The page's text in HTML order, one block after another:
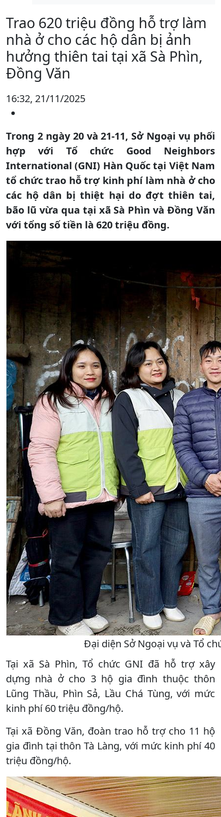
Trao 620 triệu đồng hỗ trợ làm
nhà ở cho các hộ dân bị ảnh
hưởng thiên tai tại xã Sà Phìn,
Đồng Văn
16:32, 21/11/2025
Trong 2 ngày 20 và 21-11, Sở Ngoại vụ phối
hợp với Tổ chức Good Neighbors
International (GNI) Hàn Quốc tại Việt Nam
tổ chức trao hỗ trợ kinh phí làm nhà ở cho
các hộ dân bị thiệt hại do đợt thiên tai,
bão lũ vừa qua tại xã Sà Phìn và Đồng Văn
với tổng số tiền là 620 triệu đồng.
Đại diện Sở Ngoại vụ và Tổ
Tại xã Sà Phìn, Tổ chức GNI đã hỗ trợ xây
dựng nhà ở cho 3 hộ gia đình thuộc thôn
Lũng Thầu, Phìn Sả, Lầu Chá Tùng, với mức
kinh phí 60 triệu đồng/hộ.
Tại xã Đồng Văn, đoàn trao hỗ trợ cho 11 hộ
gia đình tại thôn Tà Làng, với mức kinh phí 40
triệu đồng/hộ.